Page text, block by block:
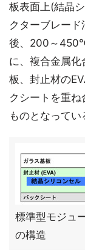
板表面上(結晶
クターブレー
後、200～
に、複合金属
板、封止材の
クシートを重
ものとなってい
標準型モジュ
の構造